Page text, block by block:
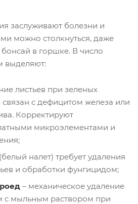
заслуживают болезни и
можно столкнуться, даже
в горшке. В число
выделяют:
листьев при зеленых
связан с дефицитом железа или
Корректируют
микроэлементами и
(белый налет) требует удаления
и обработки фунгицидом;
– механическое удаление
с мыльным раствором при